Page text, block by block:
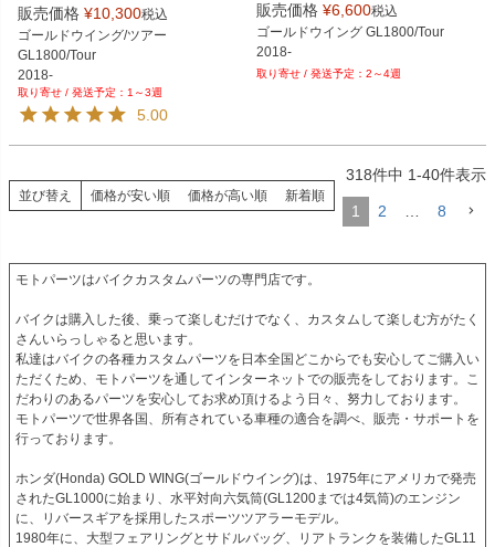
販売価格 ¥10,300税込
ゴールドウイング/ツアー
GL1800/Tour
2018-
1～3週
5.00
販売価格 ¥6,600税込
ゴールドウイング GL1800/Tour
2018-
2～4週
並び替え 価格が安い順 価格が高い順 新着順
318件中 1-40件表示
1 2 … 8
モトパーツはバイクカスタムパーツの専門店です。
バイクは購入した後、乗って楽しむだけでなく、カスタムして楽しむ方がたく
さんいらっしゃると思います。
私達はバイクの各種カスタムパーツを日本全国どこからでも安心してご購入い
ただくため、モトパーツを通してインターネットでの販売をしております。こ
だわりのあるパーツを安心してお求め頂けるよう日々、努力しております。
モトパーツで世界各国、所有されている車種の適合を調べ、販売・サポートを
行っております。
ホンダ(Honda) GOLD WING(ゴールドウイング)は、1975年にアメリカで発売
されたGL1000に始まり、水平対向六気筒(GL1200までは4気筒)のエンジン
に、リバースギアを採用したスポーツツアラーモデル。
1980年に、大型フェアリングとサドルバッグ、リアトランクを装備したGL11